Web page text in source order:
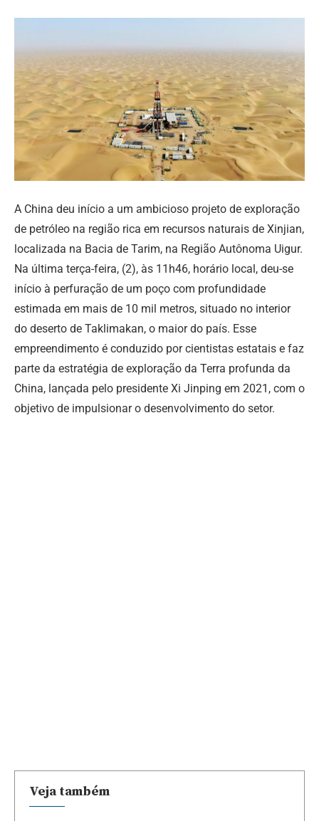
A China deu início a um ambicioso projeto de exploração
de petróleo na região rica em recursos naturais de Xinjian,
localizada na Bacia de Tarim, na Região Autônoma Uigur.
Na última terça-feira, (2), às 11h46, horário local, deu-se
início à perfuração de um poço com profundidade
estimada em mais de 10 mil metros, situado no interior
do deserto de Taklimakan, o maior do país. Esse
empreendimento é conduzido por cientistas estatais e faz
parte da estratégia de exploração da Terra profunda da
China, lançada pelo presidente Xi Jinping em 2021, com o
objetivo de impulsionar o desenvolvimento do setor.
Veja também